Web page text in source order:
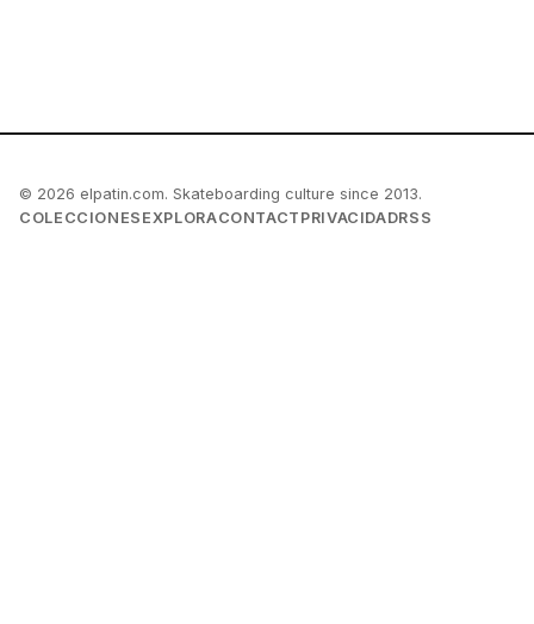
© 2026 elpatin.com. Skateboarding culture since 2013.
COLECCIONES EXPLORACONTACT PRIVACIDADRSS